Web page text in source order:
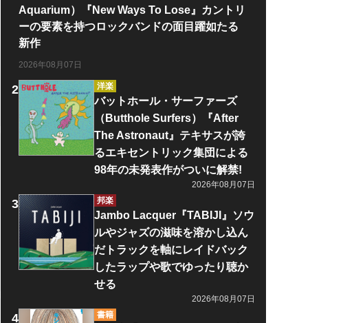
Aquarium）『New Ways To Lose』カントリ
ーの要素を持つロックバンドの面目躍如たる
新作
2026年08月07日
洋楽
バットホール・サーファーズ
（Butthole Surfers）『After
The Astronaut』テキサスが誇
るエキセントリック集団による
98年の未発表作がついに解禁!
2026年08月07日
邦楽
Jambo Lacquer『TABIJI』ソウ
ルやジャズの滋味を溶かし込ん
だトラックを軸にレイドバック
したラップや歌でゆったり聴か
せる
2026年08月07日
書籍